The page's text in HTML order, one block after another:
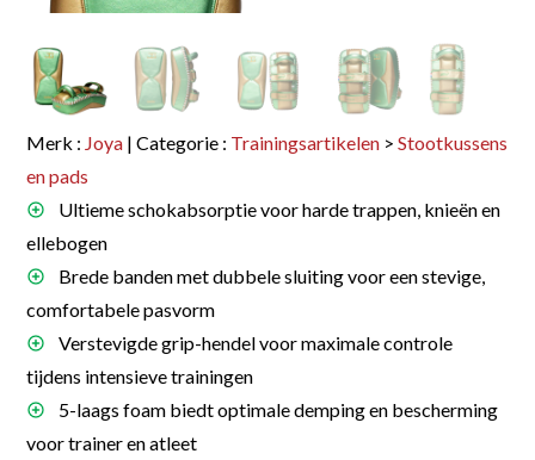
Merk : Joya | Categorie : Trainingsartikelen >Stootkussens
en pads
Ultieme schokabsorptie voor harde trappen, knieën en
ellebogen
Brede banden met dubbele sluiting voor een stevige,
comfortabele pasvorm
Verstevigde grip-hendel voor maximale controle
tijdens intensieve trainingen
5-laags foam biedt optimale demping en bescherming
voor trainer en atleet